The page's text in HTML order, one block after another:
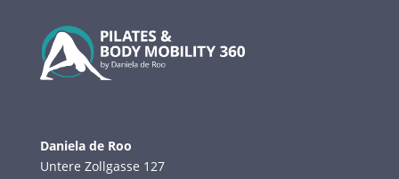
Daniela de Roo
Untere Zollgasse 127